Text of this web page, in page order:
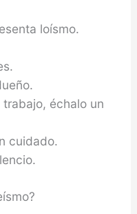
loísmo.
échalo un
cuidado.